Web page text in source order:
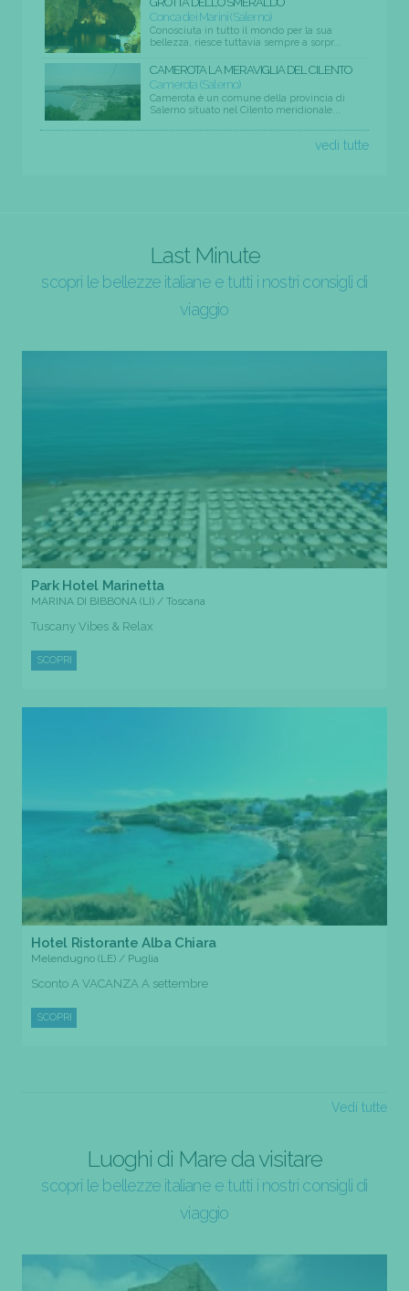
Conca dei Marini (Salerno)
Conosciuta in tutto il mondo per la sua
bellezza, riesce tuttavia sempre a sorpr...
CAMEROTA LA MERAVIGLIA DEL CILENTO
Camerota (Salerno)
Camerota è un comune della provincia di
Salerno situato nel Cilento meridionale...
vedi tutte
Last Minute
scopri le bellezze italiane e tutti i nostri consigli di
viaggio
Park Hotel Marinetta
MARINA DI BIBBONA (LI) / Toscana
Tuscany Vibes & Relax
SCOPRI
Hotel Ristorante Alba Chiara
Melendugno (LE) / Puglia
Sconto A VACANZA A settembre
SCOPRI
Vedi tutte
Luoghi di Mare da visitare
scopri le bellezze italiane e tutti i nostri consigli di
viaggio